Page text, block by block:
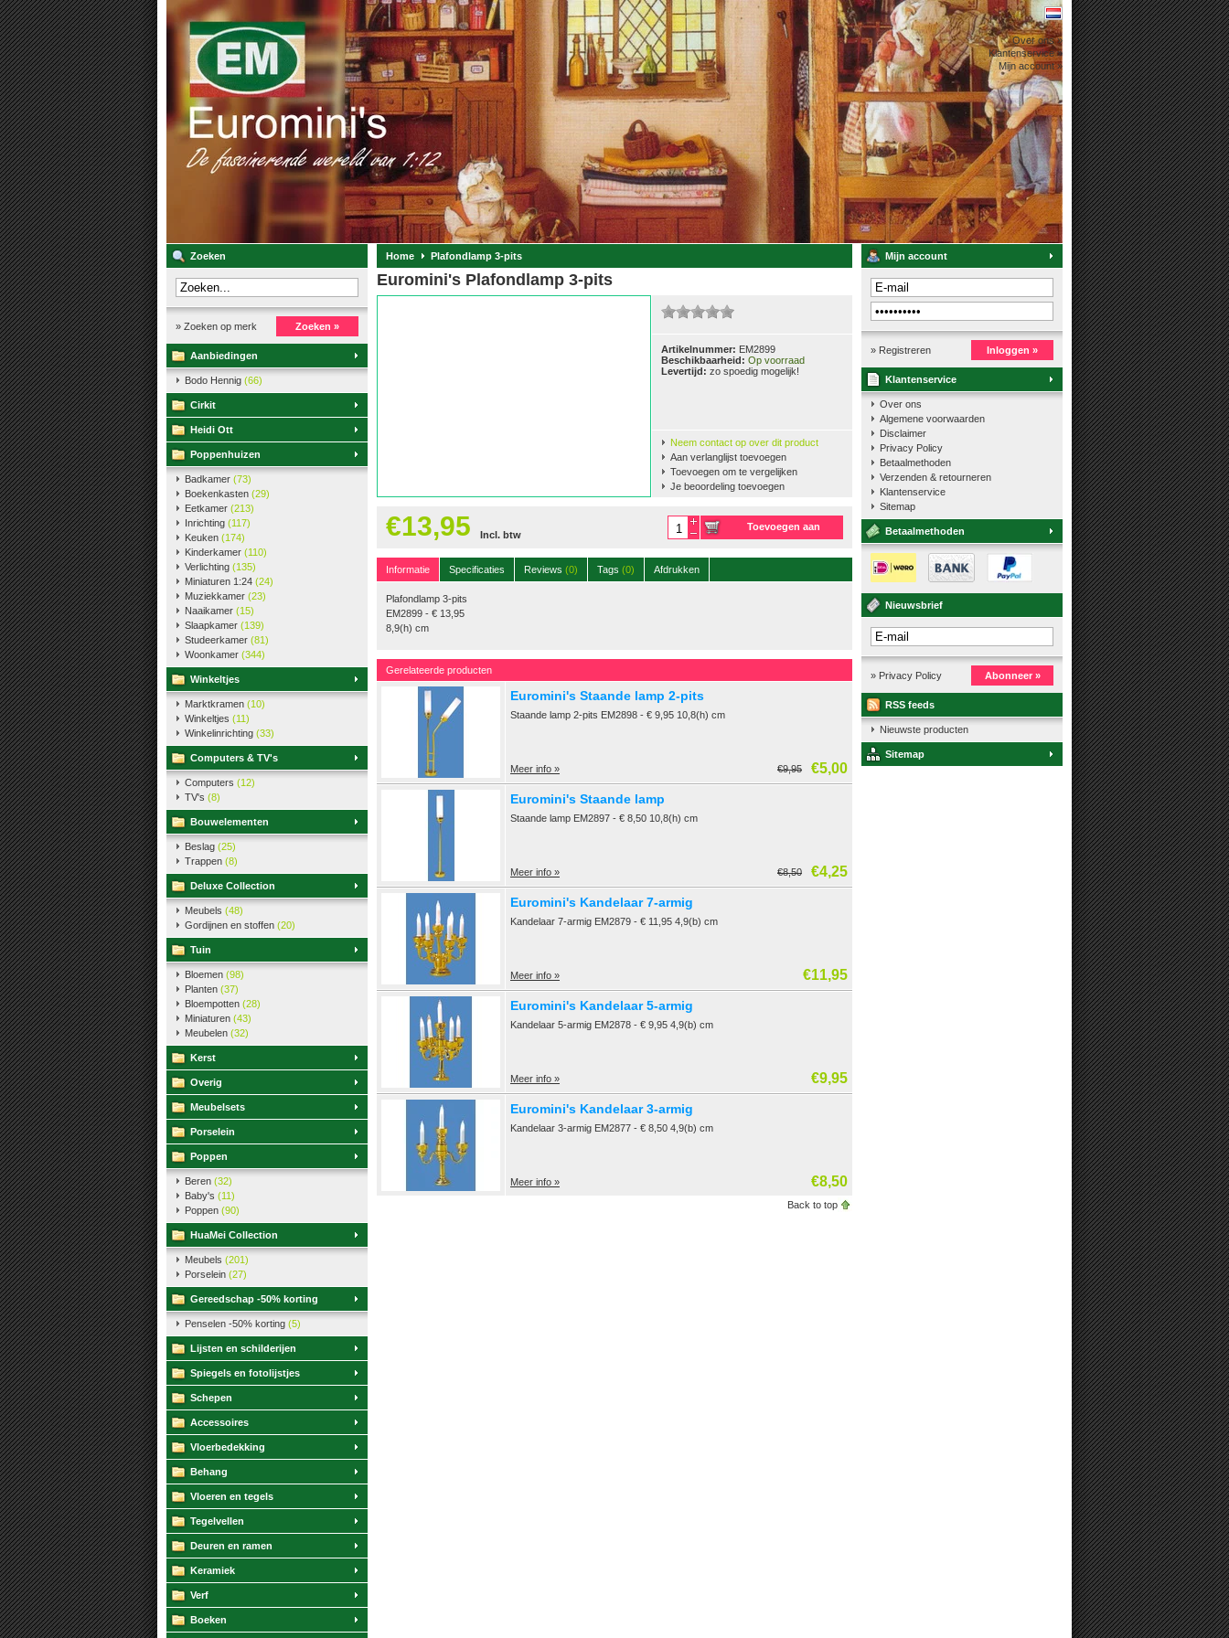
Over ons »
Klantenservice »
Mijn account »
Zoeken
» Zoeken op merk Zoeken »
Aanbiedingen
Bodo Hennig (66)
Cirkit
Heidi Ott
Poppenhuizen
Badkamer (73)
Boekenkasten (29)
Eetkamer (213)
Inrichting (117)
Keuken (174)
Kinderkamer (110)
Verlichting (135)
Miniaturen 1:24 (24)
Muziekkamer (23)
Naaikamer (15)
Slaapkamer (139)
Studeerkamer (81)
Woonkamer (344)
Winkeltjes
Marktkramen (10)
Winkeltjes (11)
Winkelinrichting (33)
Computers & TV's
Computers (12)
TV's (8)
Bouwelementen
Beslag (25)
Trappen (8)
Deluxe Collection
Meubels (48)
Gordijnen en stoffen (20)
Tuin
Bloemen (98)
Planten (37)
Bloempotten (28)
Miniaturen (43)
Meubelen (32)
Kerst
Overig
Meubelsets
Porselein
Poppen
Beren (32)
Baby's (11)
Poppen (90)
HuaMei Collection
Meubels (201)
Porselein (27)
Gereedschap -50% korting
Penselen -50% korting (5)
Lijsten en schilderijen
Spiegels en fotolijstjes
Schepen
Accessoires
Vloerbedekking
Behang
Vloeren en tegels
Tegelvellen
Deuren en ramen
Keramiek
Verf
Boeken
Home Plafondlamp 3-pits
Euromini's Plafondlamp 3-pits
Artikelnummer: EM2899
Beschikbaarheid: Op voorraad
Levertijd: zo spoedig mogelijk!
Neem contact op over dit product
Aan verlanglijst toevoegen
Toevoegen om te vergelijken
Je beoordeling toevoegen
€13,95 Incl. btw
Toevoegen aan
Informatie
Specificaties Reviews (0) Tags (0) Afdrukken
Plafondlamp 3-pits
EM2899 - € 13,95
8,9(h) cm
Gerelateerde producten
Euromini's Staande lamp 2-pits
Staande lamp 2-pits EM2898 - € 9,95 10,8(h) cm
Meer info » €5,00
€9,95
Euromini's Staande lamp
Staande lamp EM2897 - € 8,50 10,8(h) cm
Meer info » €4,25
€8,50
Euromini's Kandelaar 7-armig
Kandelaar 7-armig EM2879 - € 11,95 4,9(b) cm
Meer info » €11,95
Euromini's Kandelaar 5-armig
Kandelaar 5-armig EM2878 - € 9,95 4,9(b) cm
Meer info » €9,95
Euromini's Kandelaar 3-armig
Kandelaar 3-armig EM2877 - € 8,50 4,9(b) cm
Meer info » €8,50
Back to top
Mijn account
» Registreren Inloggen »
Klantenservice
Over ons
Algemene voorwaarden
Disclaimer
Privacy Policy
Betaalmethoden
Verzenden & retourneren
Klantenservice
Sitemap
Betaalmethoden
Nieuwsbrief
» Privacy Policy Abonneer »
RSS feeds
Nieuwste producten
Sitemap